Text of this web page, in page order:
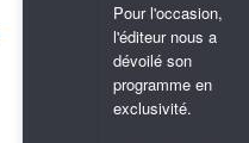
Pour l'occasion,
l'éditeur nous a
dévoilé son
programme en
exclusivité.